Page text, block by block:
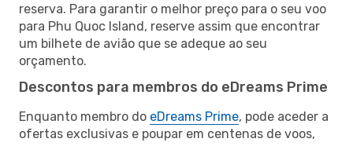
reserva. Para garantir o melhor preço para o seu voo
para Phu Quoc Island, reserve assim que encontrar
um bilhete de avião que se adeque ao seu
orçamento.
Descontos para membros do eDreams Prime
Enquanto membro do eDreams Prime, pode aceder a
ofertas exclusivas e poupar em centenas de voos,